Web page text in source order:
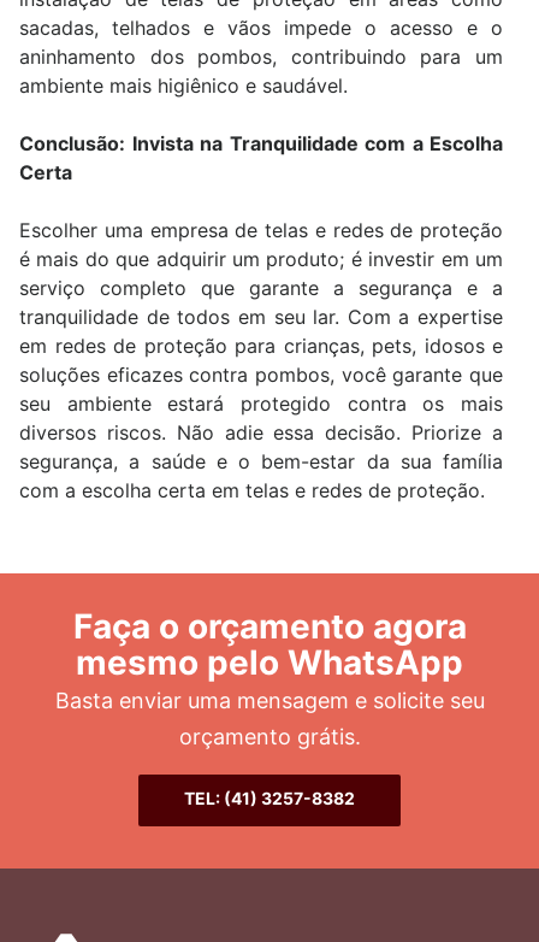
sacadas, telhados e vãos impede o acesso e o
aninhamento dos pombos, contribuindo para um
ambiente mais higiênico e saudável.
Conclusão: Invista na Tranquilidade com a Escolha
Certa
Escolher uma empresa de telas e redes de proteção
é mais do que adquirir um produto; é investir em um
serviço completo que garante a segurança e a
tranquilidade de todos em seu lar. Com a expertise
em redes de proteção para crianças, pets, idosos e
soluções eficazes contra pombos, você garante que
seu ambiente estará protegido contra os mais
diversos riscos. Não adie essa decisão. Priorize a
segurança, a saúde e o bem-estar da sua família
com a escolha certa em telas e redes de proteção.
Faça o orçamento agora
mesmo pelo WhatsApp
Basta enviar uma mensagem e solicite seu
orçamento grátis.
TEL: (41) 3257-8382